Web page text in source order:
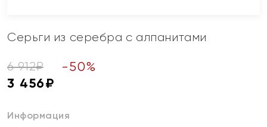
Серьги из серебра с алпанитами
6 912₽ -50%
3 456₽
Информация